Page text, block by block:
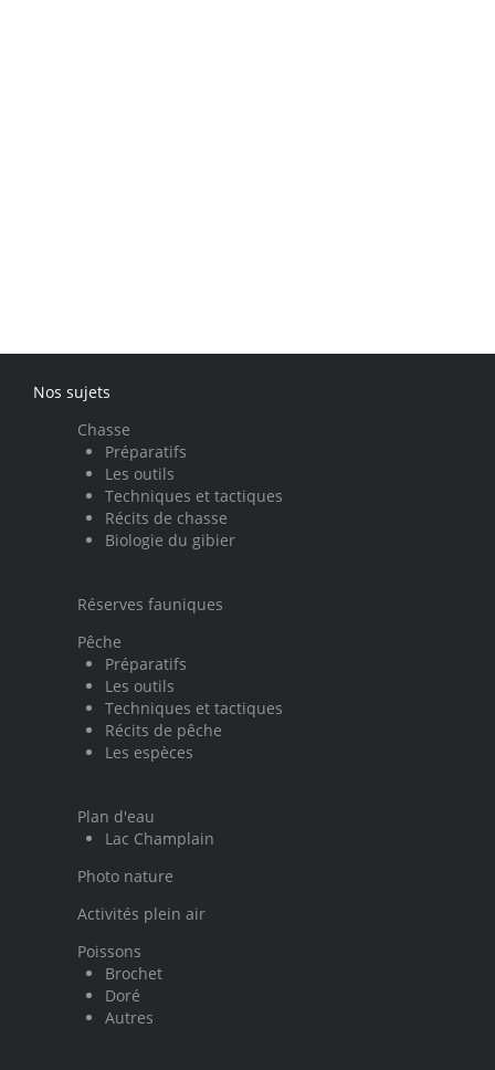
Nos sujets
Chasse
Préparatifs
Les outils
Techniques et tactiques
Récits de chasse
Biologie du gibier
Réserves fauniques
Pêche
Préparatifs
Les outils
Techniques et tactiques
Récits de pêche
Les espèces
Plan d'eau
Lac Champlain
Photo nature
Activités plein air
Poissons
Brochet
Doré
Autres